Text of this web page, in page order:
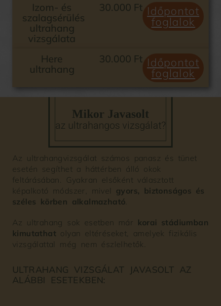
Izom- és
szalagsérülés
ultrahang
vizsgálata
30.000 Ft Időpontot
foglalok
Here
ultrahang
30.000 Ft Időpontot
foglalok
Mikor Javasolt
az ultrahangos vizsgálat?
Az ultrahangvizsgálat számos panasz és tünet
esetén segíthet a háttérben álló okok
feltárásában. Gyakran elsőként választott
képalkotó módszer, mivel gyors, biztonságos és
széles körben alkalmazható
Az ultrahang sok esetben már korai stádiumban
kimutathat olyan eltéréseket, amelyek fizikális
vizsgálattal még nem észlelhetők.
ULTRAHANG VIZSGÁLAT JAVASOLT AZ
ALÁBBI ESETEKBEN: